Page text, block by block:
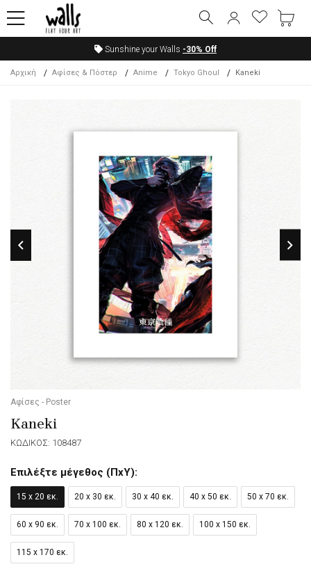
Sunshine your Walls -30% Off
Αρχική Αφίσες & Πόστερ Anime Tokyo Ghoul Kaneki
Αφίσες - Poster
Kaneki
ΚΩΔΙΚΟΣ: 108487
Επιλέξτε μέγεθος (ΠxΥ):
15 x 20 εκ. 20 x 30 εκ. 30 x 40 εκ. 40 x 50 εκ. 50 x 70 εκ.
60 x 90 εκ. 70 x 100 εκ. 80 x 120 εκ. 100 x 150 εκ.
115 x 170 εκ.